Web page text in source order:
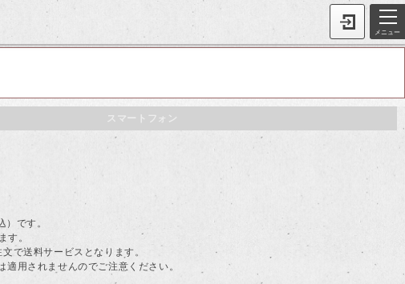
メニュー
スマートフォン
です。
。
で送料サービスとなります。
用されませんのでご注意ください。